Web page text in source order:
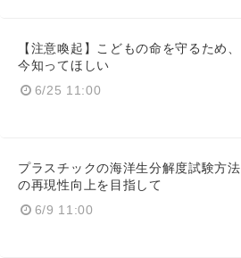
【注意喚起】こどもの命を守るため、
今知ってほしい
6/25 11:00
プラスチックの海洋生分解度試験方法
の再現性向上を目指して
6/9 11:00